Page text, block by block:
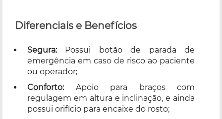
Diferenciais e Benefícios
Segura:Possui botão de parada de
emergência em caso de risco ao paciente
ou operador;
Conforto:Apoio para braços com
regulagem em altura e inclinação, e ainda
possui orifício para encaixe do rosto;